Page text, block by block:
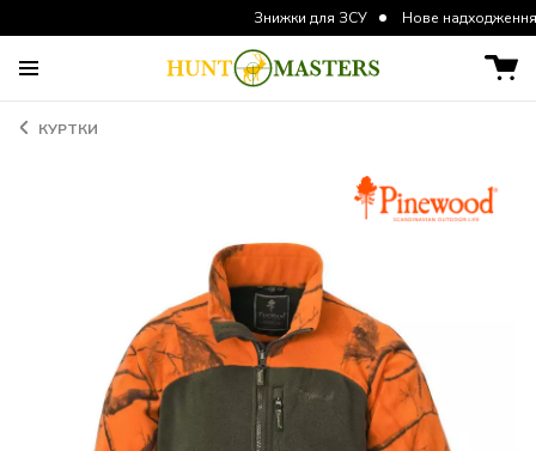
Знижки для ЗСУ Нове надходження курток та
КУРТКИ